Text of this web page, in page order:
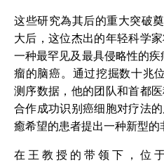
这些研究為其后的重大突破
大后，这位杰出的年轻科学
一种最罕见及最具侵略性的
瘤的脑癌。通过挖掘数十兆
测序数据，他的团队和首都
合作成功识别癌细胞对疗法
癒希望的患者提出一种新型的
在王教授的带领下，位